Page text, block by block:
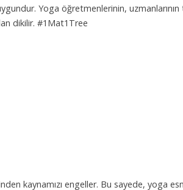
Yoga öğretmenlerinin, uzmanlarının
dikilir. #1Mat1Tree
kaynamızı engeller. Bu sayede, yoga